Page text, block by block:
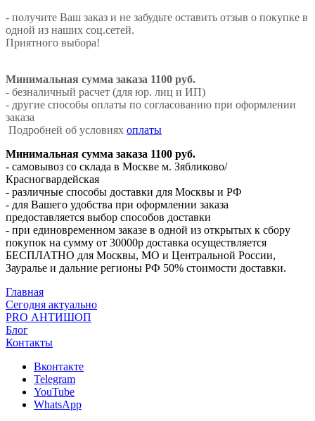
- получите Ваш заказ и не забудьте оставить отзыв о покупке в
одной из наших соц.сетей.
Приятного выбора!
Минимальная сумма заказа 1100 руб.
- безналичный расчет (для юр. лиц и ИП)
- другие способы оплаты по согласованию при оформлении
заказа
Подробней об условиях оплаты
Минимальная сумма заказа 1100 руб.
- самовывоз со склада в Москве м. Зябликово/
Красногвардейская
- различные способы доставки для Москвы и РФ
- для Вашего удобства при оформлении заказа
предоставляется выбор способов доставки
- при единовременном заказе в одной из открытых к сбору
покупок на сумму от 30000р доставка осуществляется
БЕСПЛАТНО для Москвы, МО и Центральной России,
Зауралье и дальние регионы РФ 50% стоимости доставки.
Главная
Сегодня актуально
PRO АНТИШОП
Блог
Контакты
Вконтакте
Telegram
YouTube
WhatsApp